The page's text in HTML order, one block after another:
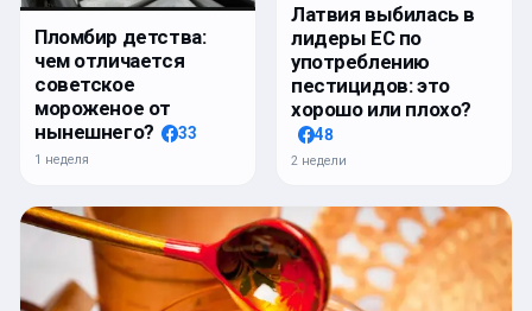
Пломбир детства:
чем отличается
советское
мороженое от
нынешнего?
33
1 неделя
Латвия выбилась в
лидеры ЕС по
употреблению
пестицидов: это
хорошо или плохо?
48
2 недели